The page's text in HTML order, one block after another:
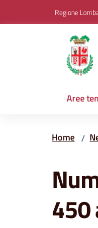
Regione
Aree
Home /